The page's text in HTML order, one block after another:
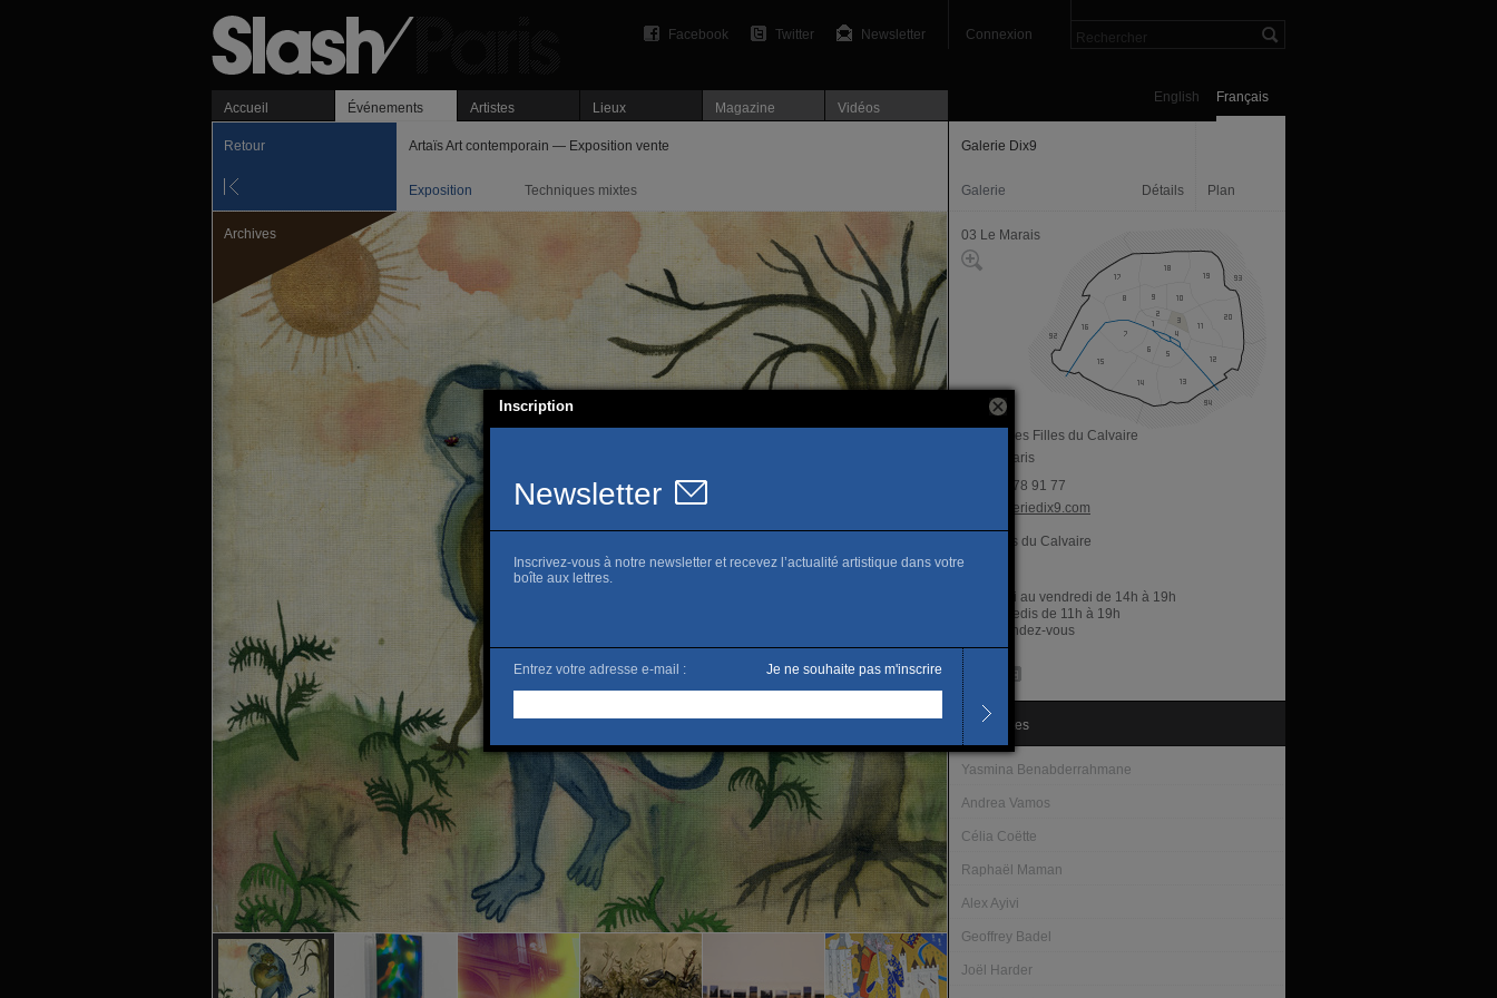
Connexion
Newsletter
Twitter
Facebook
Français
English
Accueil Événements Artistes Lieux Magazine Vidéos
Retour Artaïs Art contemporain — Exposition vente
Exposition Techniques mixtes
Archives
Galerie Dix9
Galerie Détails Plan
03 Le Marais
19, rue des Filles du Calvaire
75003 Paris
T. 01 42 78 91 77
www.galeriedix9.com
Filles du Calvaire
Du mardi au vendredi de 14h à 19h
Les samedis de 11h à 19h
Et sur rendez-vous
Les artistes
Yasmina Benabderrahmane
Andrea Vamos
Célia Coëtte
Raphaël Maman
Alex Ayivi
Geoffrey Badel
Joël Harder
Inscription